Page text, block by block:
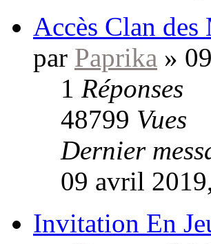
Accès Clan des
par Paprika »
1 Réponses
48799 Vues
Dernier
09 avril
Invitation En